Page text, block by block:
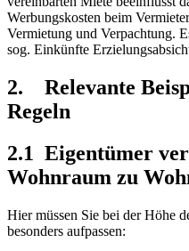
Werbungskosten beim
Vermietung und Verpachtung.
sog. Einkünfte
2. Relevante
Regeln
2.1 Eigentümer
Wohnraum zu
Hier müssen Sie bei der Höhe
besonders aufpassen: